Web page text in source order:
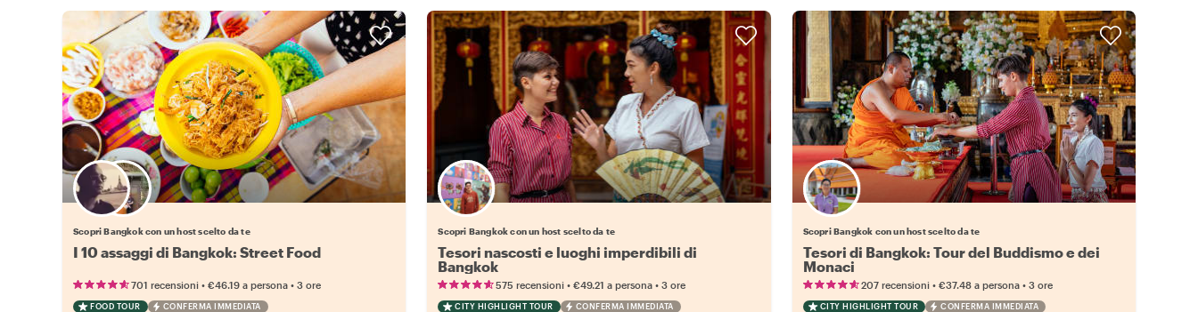
Scegli il tuo local preferito
Scopri Bangkok con un host scelto da te
I 10 assaggi di Bangkok: Street Food
701 recensioni • €46.19 a persona • 3 ore
FOOD TOUR CONFERMA IMMEDIATA
Scegli il tuo local preferito
Scopri Bangkok con un host scelto da te
Tesori nascosti e luoghi imperdibili di
Bangkok
575 recensioni •€49.21 a persona •3 ore
CITY HIGHLIGHT TOUR CONFERMA IMMEDIATA
Scegli il tuo local preferito
Scopri Bangkok con un host scelto da te
Tesori di Bangkok: Tour del Buddismo e dei
Monaci
207 recensioni• €37.48 a persona• 3 ore
CITY HIGHLIGHT TOUR CONFERMA IMMEDIATA